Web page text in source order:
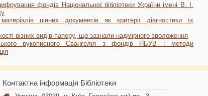
фондів Національної бібліотеки України імені В. І.
цінних документів як критерії діагностики їх
різних видів паперу, що зазнали надмірного зволоження
рукописного Євангелія з фондів НБУВ : методи
Контактна інформація Бібліотеки